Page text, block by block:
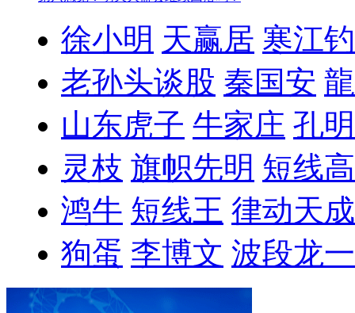
徐小明 天赢居 寒江
老孙头谈股 秦国安
山东虎子 牛家庄 孔
灵枝 旗帜先明 短线
鸿牛 短线王 律动天成
狗蛋 李博文 波段龙一